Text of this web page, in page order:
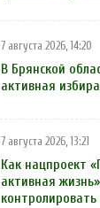
7 августа 2026, 14:20
В Брянской
активная
7 августа 2026, 13:21
Как нацпроект
активная
контролировать